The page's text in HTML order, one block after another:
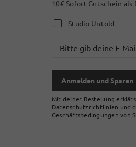
10€ Sofort-Gutschein als
Studio Untold
Anmelden und Sparen
Mit deiner Bestellung
Datenschutzrichtlinien und
Geschäftsbedingungen von